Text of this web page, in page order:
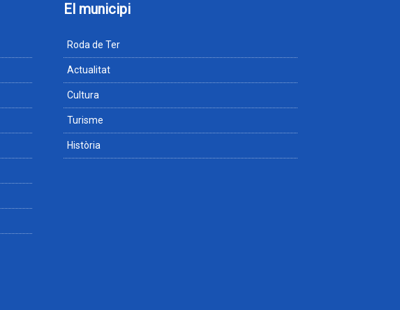
El municipi
Roda de Ter
Actualitat
Cultura
Turisme
Història